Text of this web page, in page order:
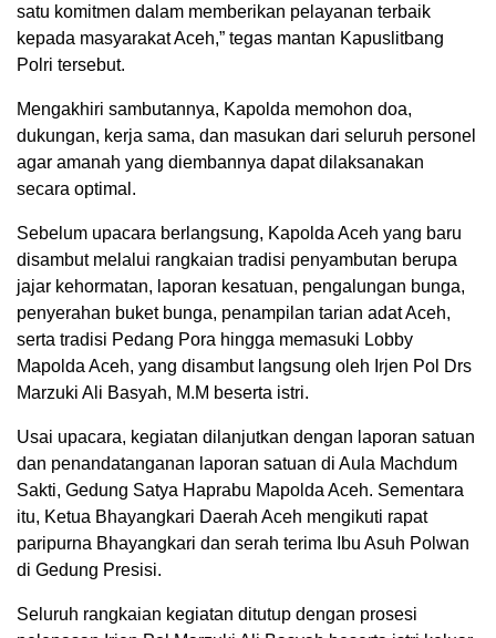
satu komitmen dalam memberikan pelayanan terbaik
kepada masyarakat Aceh,” tegas mantan Kapuslitbang
Polri tersebut.
Mengakhiri sambutannya, Kapolda memohon doa,
dukungan, kerja sama, dan masukan dari seluruh personel
agar amanah yang diembannya dapat dilaksanakan
secara optimal.
Sebelum upacara berlangsung, Kapolda Aceh yang baru
disambut melalui rangkaian tradisi penyambutan berupa
jajar kehormatan, laporan kesatuan, pengalungan bunga,
penyerahan buket bunga, penampilan tarian adat Aceh,
serta tradisi Pedang Pora hingga memasuki Lobby
Mapolda Aceh, yang disambut langsung oleh Irjen Pol Drs
Marzuki Ali Basyah, M.M beserta istri.
Usai upacara, kegiatan dilanjutkan dengan laporan satuan
dan penandatanganan laporan satuan di Aula Machdum
Sakti, Gedung Satya Haprabu Mapolda Aceh. Sementara
itu, Ketua Bhayangkari Daerah Aceh mengikuti rapat
paripurna Bhayangkari dan serah terima Ibu Asuh Polwan
di Gedung Presisi.
Seluruh rangkaian kegiatan ditutup dengan prosesi